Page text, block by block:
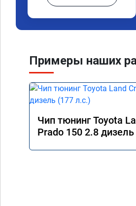
Примеры наших
Чип тюнинг Toyota
Prado 150 2.8